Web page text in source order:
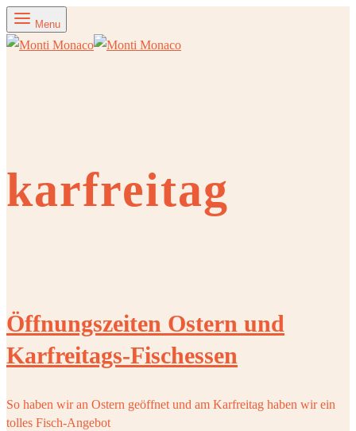
Menu
karfreitag
Öffnungszeiten Ostern und
Karfreitags-Fischessen
So haben wir an Ostern geöffnet und am Karfreitag haben wir ein
tolles Fisch-Angebot